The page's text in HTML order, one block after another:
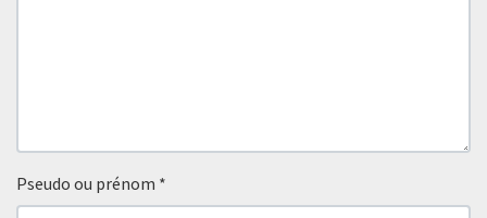
Pseudo ou prénom *